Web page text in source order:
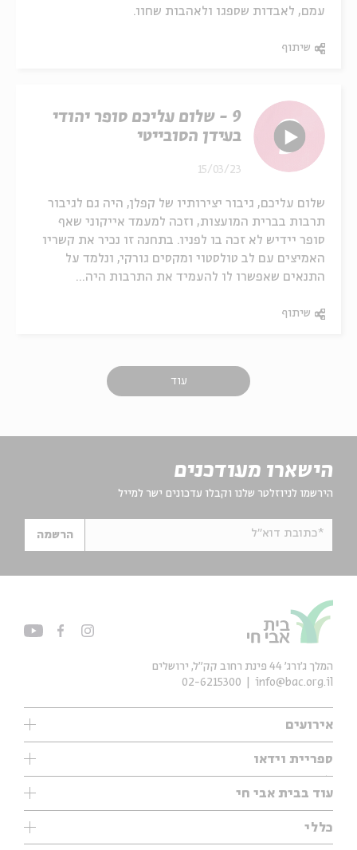
עמם, לאבדות שספגו ולאהבות שחוו.
שיתוף
9 - שלום עליכם סופר יהודי
בעידן הסובייטי
15/03/23
שלום עליכם, גיבור יצירותיו של קפלן, היה גם לגיבור
תרבות בברית המועצות, וזכה למעמד אייקוני שאף
סופר יידיש לא זכה בו לפניו. בתחנה זו נכיר את קשריו
האמיצים עם לב טולסטוי ומקסים גורקי, ונלמד על
התנאים שאפשרו לו להעמיד את התרבות היה...
שיתוף
עוד
הישארו מעודכנים
הירשמו לניוזלטר שלנו וקבלו עדכונים ישר למייל
*כתובת דוא"ל הרשמה
אירועים
עיון
אנגלית
נוער
ספריית וידאו
ילדים
מוזיקה
עיון
מיוחדים
עוד בבית אבי חי
תערוכות
מיוחדים
כללי
המלך ג'ורג' 44 פינת רחוב קק״ל, ירושלים
info@bac.org.il
02-6215300